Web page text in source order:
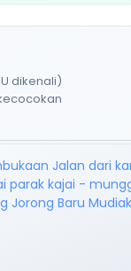
dikenali)